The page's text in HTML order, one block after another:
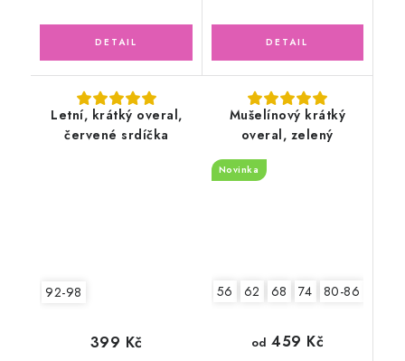
Letní, krátký overal,
červené srdíčka
92-98
399 Kč
Mušelínový krátký
overal, zelený
Novinka
56 62 68 74 80-86
od 459 Kč